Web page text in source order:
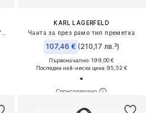
KARL LAGERFELD
Чанта за през рамо тип преметка
107,46 € (210,17 лв.³)
Първоначално: 199,00 €
Последна най-ниска цена:95,52 €